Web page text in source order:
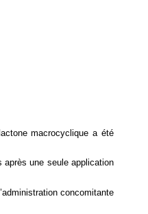
macrocyclique a été
une seule application
concomitante